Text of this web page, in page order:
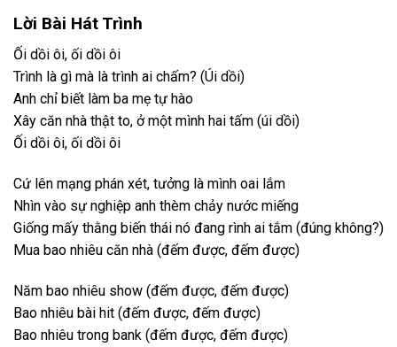
Lời Bài Hát Trình
Ối dồi ôi, ối dồi ôi
Trình là gì mà là trình ai chấm? (Úi dồi)
Anh chỉ biết làm ba mẹ tự hào
Xây căn nhà thật to, ở một mình hai tấm (úi dồi)
Ối dồi ôi, ối dồi ôi
Cứ lên mạng phán xét, tưởng là mình oai lắm
Nhìn vào sự nghiệp anh thèm chảy nước miếng
Giống mấy thằng biến thái nó đang rình ai tắm (đúng không?)
Mua bao nhiêu căn nhà (đếm được, đếm được)
Năm bao nhiêu show (đếm được, đếm được)
Bao nhiêu bài hit (đếm được, đếm được)
Bao nhiêu trong bank (đếm được, đếm được)